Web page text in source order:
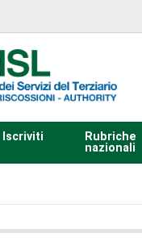
Iscriviti
Rubriche
nazionali